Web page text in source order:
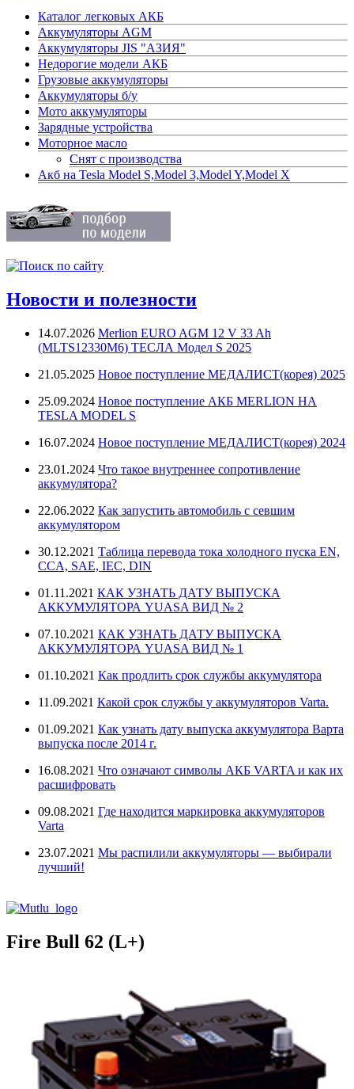
Каталог легковых АКБ
Аккумуляторы AGM
Аккумуляторы JIS "АЗИЯ"
Недорогие модели АКБ
Грузовые аккумуляторы
Аккумуляторы б/у
Мото аккумуляторы
Зарядные устройства
Моторное масло
Снят с производства
Акб на Tesla Model S,Model 3,Model Y,Model X
Новости и полезности
14.07.2026 Merlion EURO AGM 12 V 33 Ah
(MLTS12330M6) ТЕСЛА Модел S 2025
21.05.2025 Новое поступление МЕДАЛИСТ(корея) 2025
25.09.2024 Новое поступление АКБ MERLION НА
TESLA MODEL S
16.07.2024 Новое поступление МЕДАЛИСТ(корея) 2024
23.01.2024 Что такое внутреннее сопротивление
аккумулятора?
22.06.2022 Как запустить автомобиль с севшим
аккумулятором
30.12.2021 Таблица перевода тока холодного пуска EN,
CCA, SAE, IEC, DIN
01.11.2021 КАК УЗНАТЬ ДАТУ ВЫПУСКА
АККУМУЛЯТОРА YUASA ВИД № 2
07.10.2021 КАК УЗНАТЬ ДАТУ ВЫПУСКА
АККУМУЛЯТОРА YUASA ВИД № 1
01.10.2021 Как продлить срок службы аккумулятора
11.09.2021 Какой срок службы у аккумуляторов Varta.
01.09.2021 Как узнать дату выпуска аккумулятора Варта
выпуска после 2014 г.
16.08.2021 Что означают символы АКБ VARTA и как их
расшифровать
09.08.2021 Где находится маркировка аккумуляторов
Varta
23.07.2021 Мы распилили аккумуляторы — выбирали
лучший!
Fire Bull 62 (L+)